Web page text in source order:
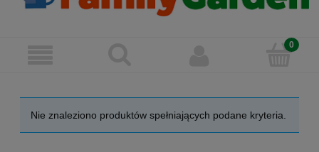
Nie znaleziono produktów spełniających podane kryteria.